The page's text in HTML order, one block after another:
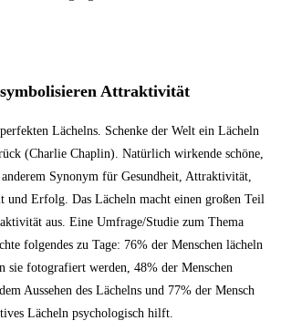
Attraktivität
Lächelns. Schenke der Welt ein Lächeln
(Charlie Chaplin). Natürlich wirkende schöne,
Synonym für Gesundheit, Attraktivität,
und Erfolg. Das Lächeln macht einen großen Teil
aus. Eine Umfrage/Studie zum Thema
folgendes zu Tage: 76% der Menschen lächeln
sie fotografiert werden, 48% der Menschen
Aussehen des Lächelns und 77% der Mensch
Lächeln psychologisch hilft.